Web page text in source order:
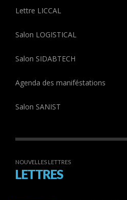
Lettre LICCAL
Salon LOGISTICAL
Salon SIDABTECH
Agenda des maniféstations
Salon SANIST
NOUVELLES LETTRES
LETTRES